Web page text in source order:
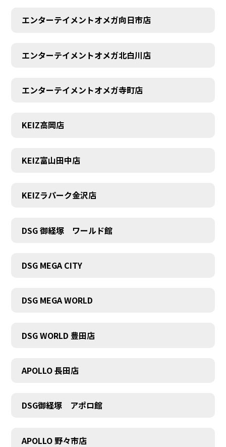
エンターテイメントオメガ向日市店
エンターテイメントオメガ北白川店
エンターテイメントオメガ寺町店
KEIZ高岡店
KEIZ富山田中店
KEIZラパーク金沢店
DSG 御経塚 ワールド館
DSG MEGA CITY
DSG MEGA WORLD
DSG WORLD 豊田店
APOLLO 長田店
DSG御経塚 アポロ館
APOLLO 野々市店